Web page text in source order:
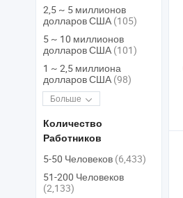
2,5 ~ 5 миллионов
долларов США (105)
5 ~ 10 миллионов
долларов США (101)
1 ~ 2,5 миллиона
долларов США (98)
Больше
Количество
Работников
5-50 Человеков (6,433)
51-200 Человеков
(2,133)